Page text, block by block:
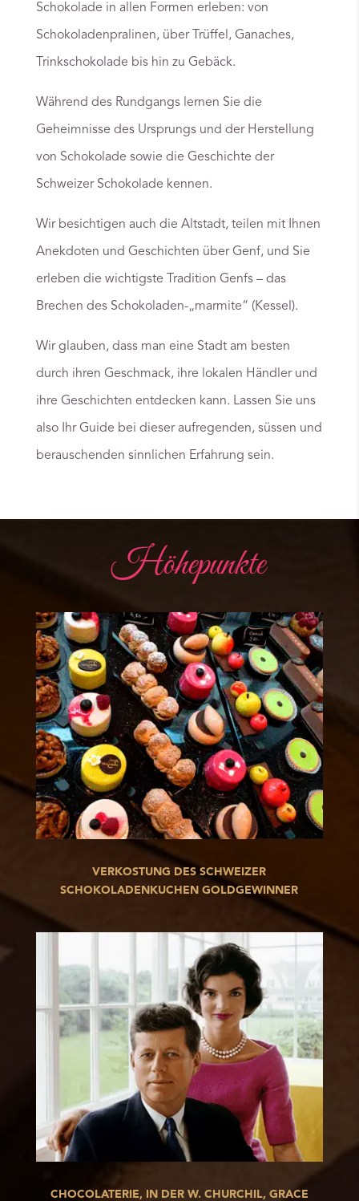
Schokolade in allen Formen erleben: von
Schokoladenpralinen, über Trüffel, Ganaches,
Trinkschokolade bis hin zu Gebäck.
Während des Rundgangs lernen Sie die
Geheimnisse des Ursprungs und der Herstellung
von Schokolade sowie die Geschichte der
Schweizer Schokolade kennen.
Wir besichtigen auch die Altstadt, teilen mit Ihnen
Anekdoten und Geschichten über Genf, und Sie
erleben die wichtigste Tradition Genfs – das
Brechen des Schokoladen-„marmite“ (Kessel).
Wir glauben, dass man eine Stadt am besten
durch ihren Geschmack, ihre lokalen Händler und
ihre Geschichten entdecken kann. Lassen Sie uns
also Ihr Guide bei dieser aufregenden, süssen und
berauschenden sinnlichen Erfahrung sein.
Höhepunkte
VERKOSTUNG DES SCHWEIZER
SCHOKOLADENKUCHEN GOLDGEWINNER
CHOCOLATERIE, IN DER W. CHURCHIL, GRACE